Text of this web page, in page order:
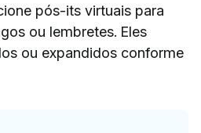
pós-its virtuais para
ou lembretes. Eles
ou expandidos conforme